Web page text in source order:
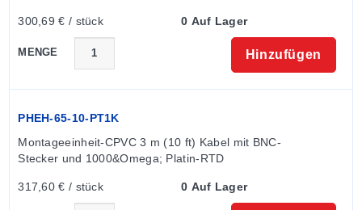
300,69 € / stück 0 Auf Lager
MENGE Hinzufügen
PHEH-65-10-PT1K
Montageeinheit-CPVC 3 m (10 ft) Kabel mit BNC-
Stecker und 1000&Omega; Platin-RTD
317,60 € / stück 0 Auf Lager